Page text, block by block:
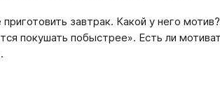
завтрак. Какой у него
покушать побыстрее». Есть ли